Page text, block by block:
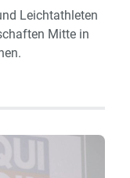
Leichtathleten
Mitte in